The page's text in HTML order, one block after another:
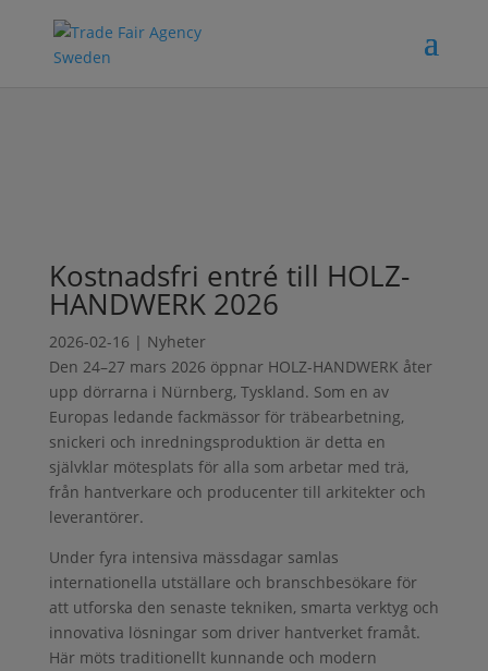
Kostnadsfri entré till HOLZ-
HANDWERK 2026
2026-02-16 | Nyheter
Den 24–27 mars 2026 öppnar HOLZ-HANDWERK åter
upp dörrarna i Nürnberg, Tyskland. Som en av
Europas ledande fackmässor för träbearbetning,
snickeri och inredningsproduktion är detta en
självklar mötesplats för alla som arbetar med trä,
från hantverkare och producenter till arkitekter och
leverantörer.
Under fyra intensiva mässdagar samlas
internationella utställare och branschbesökare för
att utforska den senaste tekniken, smarta verktyg och
innovativa lösningar som driver hantverket framåt.
Här möts traditionellt kunnande och modern